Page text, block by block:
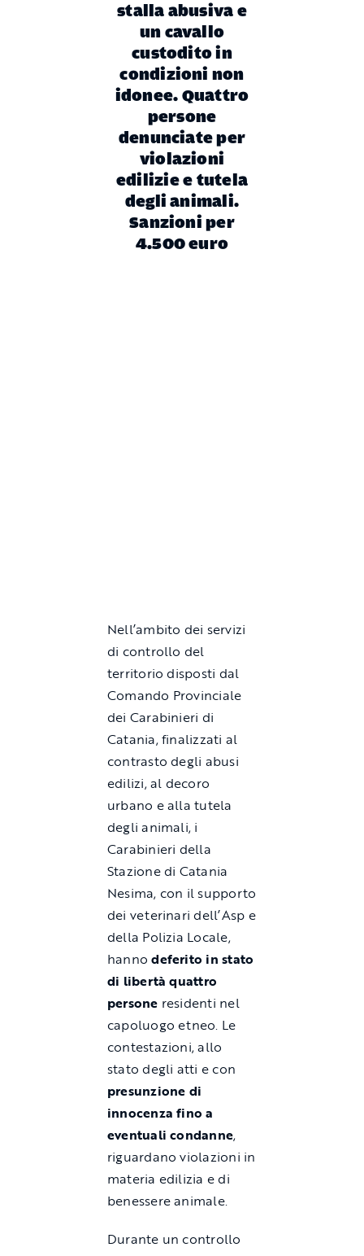
stalla abusiva e
un cavallo
custodito in
condizioni non
idonee. Quattro
persone
denunciate per
violazioni
edilizie e tutela
degli animali.
Sanzioni per
4.500 euro
Nell’ambito dei servizi
di controllo del
territorio disposti dal
Comando Provinciale
dei Carabinieri di
Catania, finalizzati al
contrasto degli abusi
edilizi, al decoro
urbano e alla tutela
degli animali, i
Carabinieri della
Stazione di Catania
Nesima, con il supporto
dei veterinari dell’Asp e
della Polizia Locale,
hannodeferito in stato
di libertà quattro
persone residenti nel
capoluogo etneo. Le
contestazioni, allo
stato degli atti e con
presunzione di
innocenza fino a
eventuali condanne,
riguardano violazioni in
materia edilizia e di
benessere animale.
Durante un controllo